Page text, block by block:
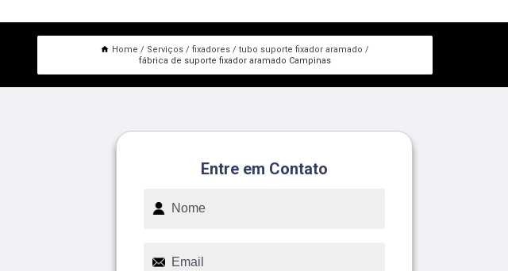
Home Serviços fixadores
tubo suporte fixador aramado
fábrica de suporte fixador aramado Campinas
Entre em Contato